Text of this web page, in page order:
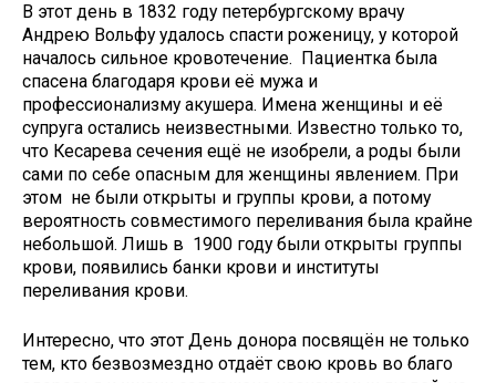
В этот день в 1832 году петербургскому врачу
Андрею Вольфу удалось спасти роженицу, у которой
началось сильное кровотечение. Пациентка была
спасена благодаря крови её мужа и
профессионализму акушера. Имена женщины и её
супруга остались неизвестными. Известно только то,
что Кесарева сечения ещё не изобрели, а роды были
сами по себе опасным для женщины явлением. При
этом не были открыты и группы крови, а потому
вероятность совместимого переливания была крайне
небольшой. Лишь в 1900 году были открыты группы
крови, появились банки крови и институты
переливания крови.
Интересно, что этот День донора посвящён не только
тем, кто безвозмездно отдаёт свою кровь во благо